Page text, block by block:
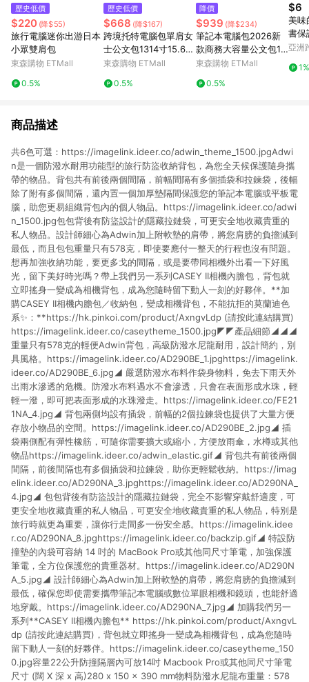
歷史低價
$220 (降$55)
旅行電腦迷你出游日本
小眾雙肩包
東森購物 ETMall
0.5%
歷史低價
$668 (降$167)
跨境托特電腦包單肩女
士公文包1314寸15.6寸
大容量筆記本包抗震
東森購物 ETMall
0.5%
降價
$939 (降$234)
筆記本電腦包2026新
款商務大容量公文包1
5.6寸電腦包輕便布包
東森購物 ETMall
0.5%
$6
美味
書保
持客
亞洲
1%
商品描述
共6色可選：https://imagelink.ideer.co/adwin_theme_1500.jpgAdwi
n是一個防潑水耐用功能型的旅行防盜收納背包，為您全天候保護隨身攜
帶的物品。背包共有前後兩個間隔，前幅間隔有多個插袋和拉鍊袋，後幅
除了附有多個間隔，還內置一個加厚墊隔間保護您的筆記本電腦或平板電
腦，助您更易組織背包內的個人物品。https://imagelink.ideer.co/adwi
n_1500.jpg包包背後有防盜設計的隱藏拉鏈袋，可更安全地收藏貴重的
私人物品。設計師細心為Adwin加上附軟墊的肩帶，將您肩膀的負擔減到
最低，而且包包重量只有578克，即使要應付一整天的行程也沒有問題。
想再加強收納功能，要更多戈的間隔，或是要帶同相機外出看一下好風
光，留下美好時光嗎？帶上我們另一系列CASEY II相機內膽包，背包就
立即搖身一變成為相機背包，成為您隨時留下動人一刻的好夥伴。**加
購CASEY II相機內膽包／收納包，變成相機背包，不能抗拒的莫蘭迪色
系✨：**https://hk.pinkoi.com/product/AxngvLdp (請按此連結購買)
https://imagelink.ideer.co/caseytheme_1500.jpg◤◤產品細節◢◢◢
重量只有578克的輕便Adwin背包，高級防潑水尼龍耐用，設計簡約，別
具風格。https://imagelink.ideer.co/AD290BE_1.jpghttps://imagelink.
ideer.co/AD290BE_6.jpg◢ 嚴選防潑水布料作袋身物料，免去下雨天外
出雨水滲透的危機。防潑水布料遇水不會滲透，只會在表面形成水珠，輕
輕一潑，即可把表面形成的水珠潑走。https://imagelink.ideer.co/FE21
1NA_4.jpg◢ 背包兩側均設有插袋，前幅的2個拉鍊袋也提供了大量方便
存放小物品的空間。https://imagelink.ideer.co/AD290BE_2.jpg◢ 插
袋兩側配有彈性橡筋，可隨你需要擴大或縮小，方便放雨傘，水樽或其他
物品https://imagelink.ideer.co/adwin_elastic.gif◢ 背包共有前後兩個
間隔，前後間隔也有多個插袋和拉鍊袋，助你更輕鬆收納。https://imag
elink.ideer.co/AD290NA_3.jpghttps://imagelink.ideer.co/AD290NA_
4.jpg◢ 包包背後有防盜設計的隱藏拉鏈袋，完全不影響穿戴舒適度，可
更安全地收藏貴重的私人物品，可更安全地收藏貴重的私人物品，特別是
旅行時就更為重要，讓你行走間多一份安全感。https://imagelink.idee
r.co/AD290NA_8.jpghttps://imagelink.ideer.co/backzip.gif◢ 特設防
撞墊的內袋可容納 14 吋的 MacBook Pro或其他同尺寸筆電，加強保護
筆電，全方位保護您的貴重器材。https://imagelink.ideer.co/AD290N
A_5.jpg◢ 設計師細心為Adwin加上附軟墊的肩帶，將您肩膀的負擔減到
最低，確保您即使需要攜帶筆記本電腦或數位單眼相機和鏡頭，也能舒適
地穿戴。https://imagelink.ideer.co/AD290NA_7.jpg◢ 加購我們另一
系列**CASEY II相機內膽包** https://hk.pinkoi.com/product/AxngvL
dp (請按此連結購買)，背包就立即搖身一變成為相機背包，成為您隨時
留下動人一刻的好夥伴。https://imagelink.ideer.co/caseytheme_150
0.jpg容量22公升防撞隔層內可放14吋 Macbook Pro或其他同尺寸筆電
尺寸 (闊 X 深 x 高)280 x 150 x 390 mm物料防潑水尼龍布重量：578